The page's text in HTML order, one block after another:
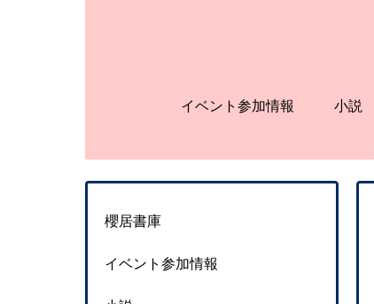
イベント参加情報 小説
櫻居書庫
イベント参加情報